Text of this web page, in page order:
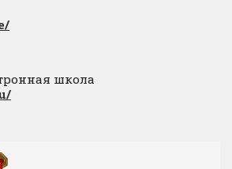
школа